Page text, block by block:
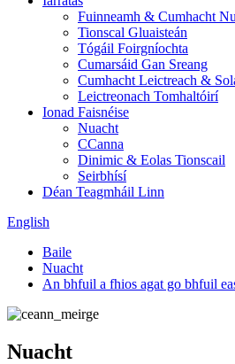
Fuinneamh & Cumhacht
Tionscal Gluaisteán
Tógáil Foirgníochta
Cumarsáid Gan Sreang
Cumhacht Leictreach &
Leictreonach Tomhaltóirí
Ionad Faisnéise
Nuacht
CCanna
Dinimic & Eolas Tionscail
Seirbhísí
Déan Teagmháil Linn
English
Baile
Nuacht
An bhfuil a fhios agat go bhfuil
Nuacht